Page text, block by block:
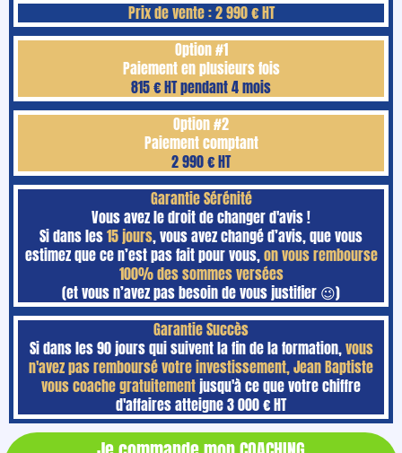
Prix de vente : 2 990 € HT
Option #1
Paiement en plusieurs fois
815 € HT pendant 4 mois
Option #2
Paiement comptant
2 990 € HT
Garantie Sérénité
Vous avez le droit de changer d'avis !
Si dans les15 jours, vous avez changé d’avis, que vous
estimez que ce n’est pas fait pour vous,on vous rembourse
100% des sommes versées
(et vous n’avez pas besoin de vous justifier 😉)
Garantie Succès
Si dans les 90 jours qui suivent la fin de la formation,vous
n'avez pas remboursé votre investissement, Jean Baptiste
vous coache gratuitementjusqu'à ce que votre chiffre
d'affaires atteigne 3 000 € HT